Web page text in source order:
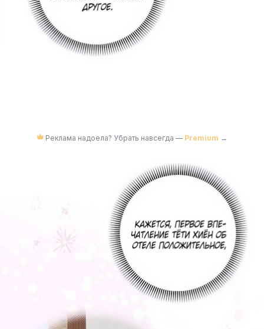
Реклама надоела? Убрать навсегда — Premium →